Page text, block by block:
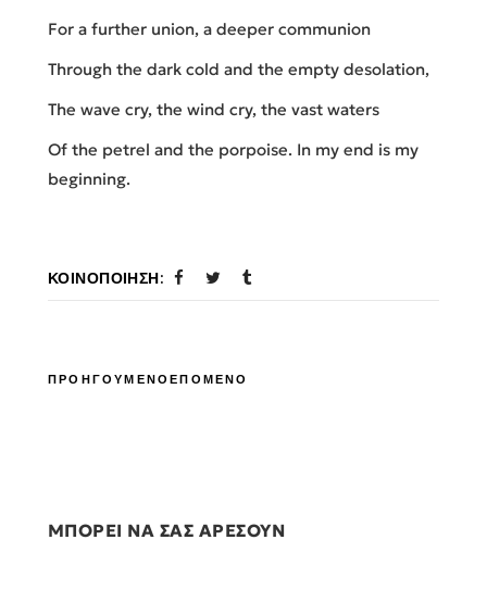
For a further union, a deeper communion
Through the dark cold and the empty desolation,
The wave cry, the wind cry, the vast waters
Of the petrel and the porpoise. In my end is my
beginning.
ΚΟΙΝΟΠΟΊΗΣΗ:
ΠΡΟΗΓΟΥΜΕΝΟΕΠΟΜΕΝΟ
ΜΠΟΡΕΙ ΝΑ ΣΑΣ ΑΡΕΣΟΥΝ